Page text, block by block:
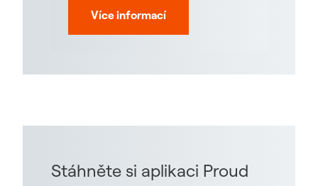
Více informací
Stáhněte si aplikaci Proud